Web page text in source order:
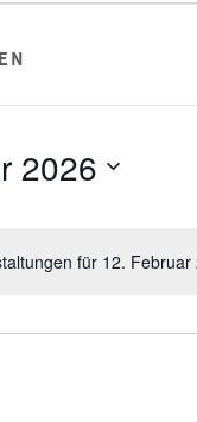
für 12.
2026